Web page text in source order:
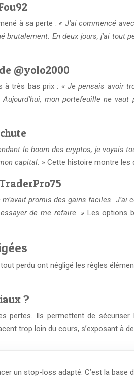
à sa perte : « J’ai commencé
En deux jours, j’ai tout
@yolo2000
à très bas prix : « Je pensais avoir
mon portefeuille ne vaut
le boom des cryptos, je voyais
capital. » Cette histoire montre les
m’avait promis des gains faciles.
de me refaire. » Les options
perdu ont négligé les règles
?
pertes. Ils permettent de
trop loin du cours, s’exposant à
un stop-loss adapté. C’est la base